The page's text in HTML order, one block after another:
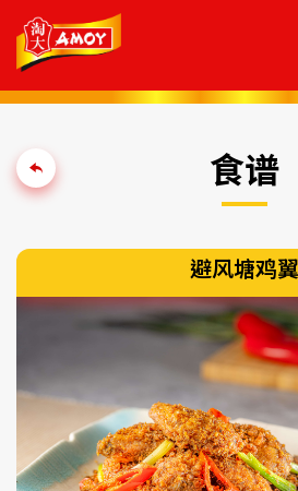
食谱
避风塘鸡翼